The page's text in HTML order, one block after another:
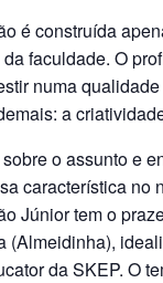
é construída
faculdade. O
numa
a
o assunto e
característica no
Júnior tem o
(Almeidinha),
da SKEP. O